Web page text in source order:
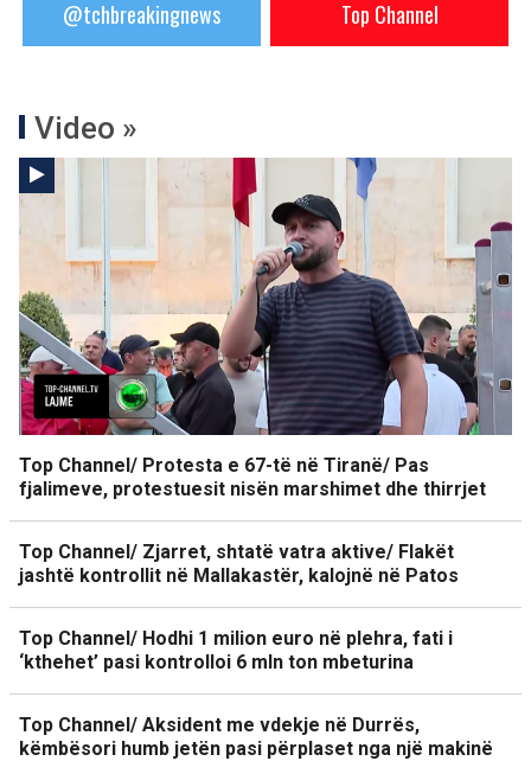
@tchbreakingnews Top Channel
Video »
Top Channel/ Protesta e 67-të në Tiranë/ Pas
fjalimeve, protestuesit nisën marshimet dhe thirrjet
Top Channel/ Zjarret, shtatë vatra aktive/ Flakët
jashtë kontrollit në Mallakastër, kalojnë në Patos
Top Channel/ Hodhi 1 milion euro në plehra, fati i
‘kthehet’ pasi kontrolloi 6 mln ton mbeturina
Top Channel/ Aksident me vdekje në Durrës,
këmbësori humb jetën pasi përplaset nga një makinë